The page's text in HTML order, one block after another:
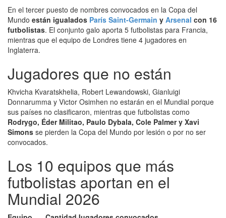
En el tercer puesto de nombres convocados en la Copa del
Mundo están igualados París Saint-Germain y Arsenal con 16
futbolistas. El conjunto galo aporta 5 futbolistas para Francia,
mientras que el equipo de Londres tiene 4 jugadores en
Inglaterra.
Jugadores que no están
Khvicha Kvaratskhelia, Robert Lewandowski, Gianluigi
Donnarumma y Victor Osimhen no estarán en el Mundial porque
sus países no clasificaron, mientras que futbolistas como
Rodrygo, Éder Militao, Paulo Dybala, Cole Palmer y Xavi
Simons se pierden la Copa del Mundo por lesión o por no ser
convocados.
Los 10 equipos que más
futbolistas aportan en el
Mundial 2026